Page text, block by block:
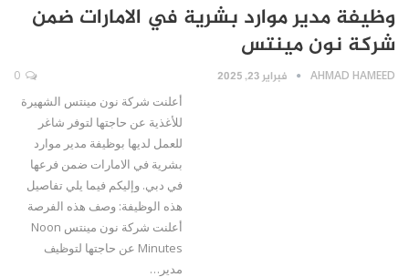
وظيفة مدير موارد بشرية في الامارات ضمن
شركة نون مينتس
AHMAD HAMEED فبراير 23, 2025
أعلنت شركة نون مينتس الشهيرة
للأغذية عن حاجتها لتوفر شاغر
للعمل لديها بوظيفة مدير موارد
بشرية في الامارات ضمن فرعها
في دبي. وإليكم فيما يلي تفاصيل
هذه الوظيفة: وصف هذه الفرصة
أعلنت شركة نون مينتس Noon
Minutes عن حاجتها لتوظيف
مدير…